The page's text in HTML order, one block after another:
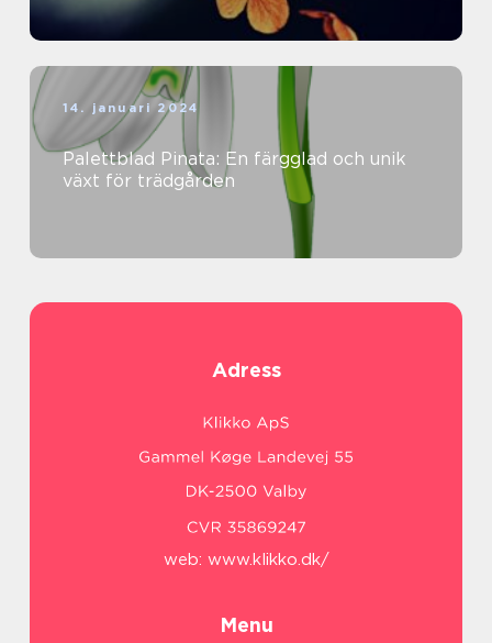
14. januari 2024
Palettblad Pinata: En färgglad och unik
växt för trädgården
Adress
web: www.klikko.dk/
Menu